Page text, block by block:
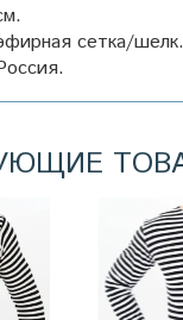
сетка/шелк.